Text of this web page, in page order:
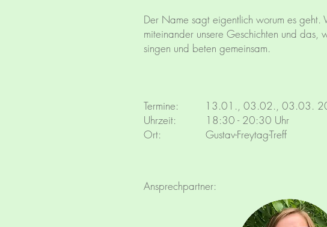
Der Name sagt eigentlich worum es
miteinander unsere Geschichten und das,
singen und beten gemeinsam.
Termine: 13.01., 03.02., 03.03.
Uhrzeit: 18:30 - 20:30 Uhr
Ort: Gustav-Freytag-Treff
Ansprechpartner: